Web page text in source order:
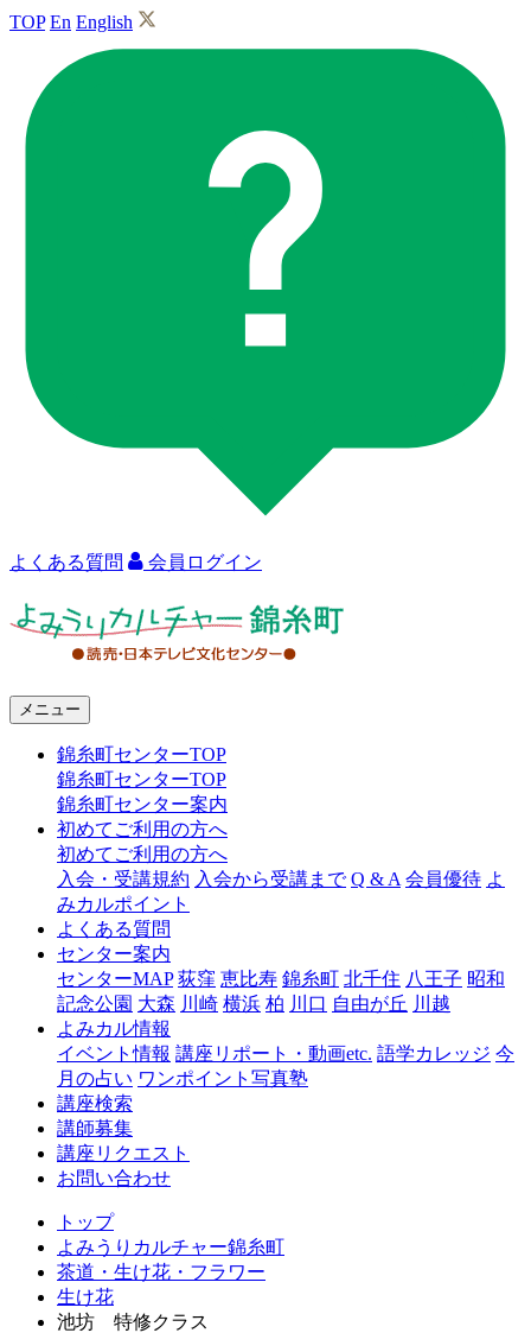
TOP En English
よくある質問 会員ログイン
ャ
糸
メニュー
錦糸町センターTOP
錦糸町センターTOP
錦糸町センター案内
初めてご利用の方へ
初めてご利用の方へ
入会・受講規約 入会から受講まで Q & A 会員優待 よ
みカルポイント
よくある質問
センター案内
センターMAP 荻窪 恵比寿 錦糸町 北千住 八王子 昭和
記念公園 大森 川崎 横浜 柏 川口 自由が丘 川越
よみカル情報
イベント情報 講座リポート・動画etc. 語学カレッジ 今
月の占い ワンポイント写真塾
講座検索
講師募集
講座リクエスト
お問い合わせ
トップ
よみうりカルチャー錦糸町
茶道・生け花・フラワー
生け花
池坊 特修クラス